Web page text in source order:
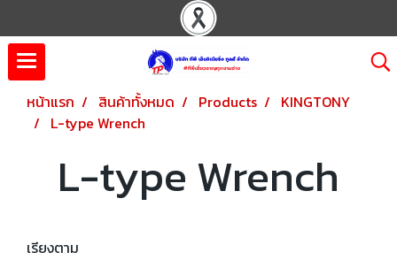
หน้าแรก สินค้าทั้งหมด Products
KINGTONY
L-type Wrench
L-type Wrench
เรียงตาม